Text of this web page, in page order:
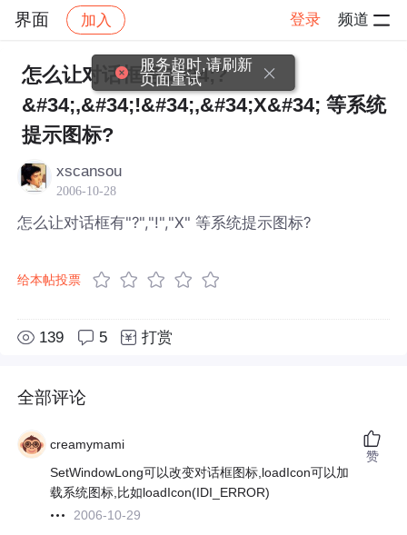
界面 加入 登录 频道
社区 界面 帖子详情
怎么让对话框有&#34;?
&#34;,&#34;!&#34;,&#34;X&#34; 等系统
提示图标?
xscansou
2006-10-28
怎么让对话框有"?","!","X" 等系统提示图标?
给本帖投票
139 5 打赏
全部评论
creamymami
SetWindowLong可以改变对话框图标,loadIcon可以加
载系统图标,比如loadIcon(IDI_ERROR)
2006-10-29
赞
服务超时,请刷新
页面重试